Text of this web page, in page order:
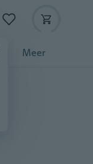
Meer